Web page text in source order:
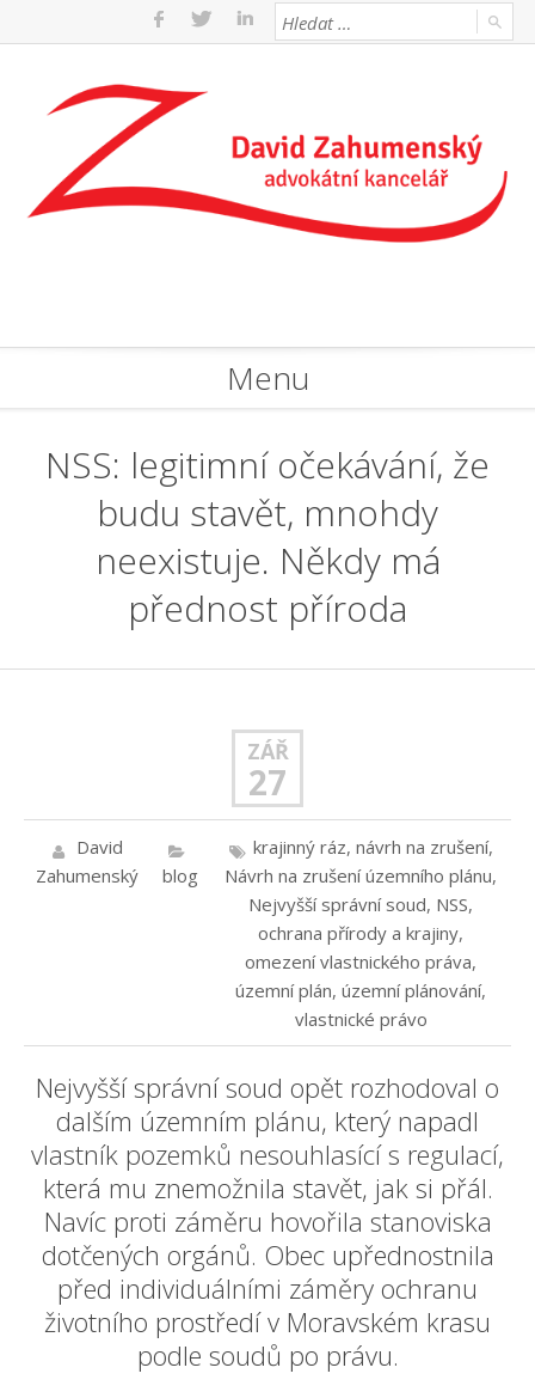
Menu
NSS: legitimní očekávání, že
budu stavět, mnohdy
neexistuje. Někdy má
přednost příroda
ZÁŘ
27
David
Zahumenský
blog
krajinný ráz, návrh na zrušení,
Návrh na zrušení územního plánu,
Nejvyšší správní soud, NSS,
ochrana přírody a krajiny,
omezení vlastnického práva,
územní plán, územní plánování,
vlastnické právo
Nejvyšší správní soud opět rozhodoval o
dalším územním plánu, který napadl
vlastník pozemků nesouhlasící s regulací,
která mu znemožnila stavět, jak si přál.
Navíc proti záměru hovořila stanoviska
dotčených orgánů. Obec upřednostnila
před individuálními záměry ochranu
životního prostředí v Moravském krasu
podle soudů po právu.